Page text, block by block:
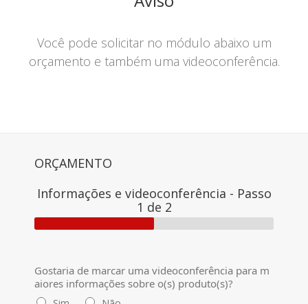
Você pode solicitar no módulo abaixo um
orçamento e também uma videoconferência.
ORÇAMENTO
Informações e videoconferência - Passo
1 de 2
Gostaria de marcar uma videoconferência para m
aiores informações sobre o(s) produto(s)?